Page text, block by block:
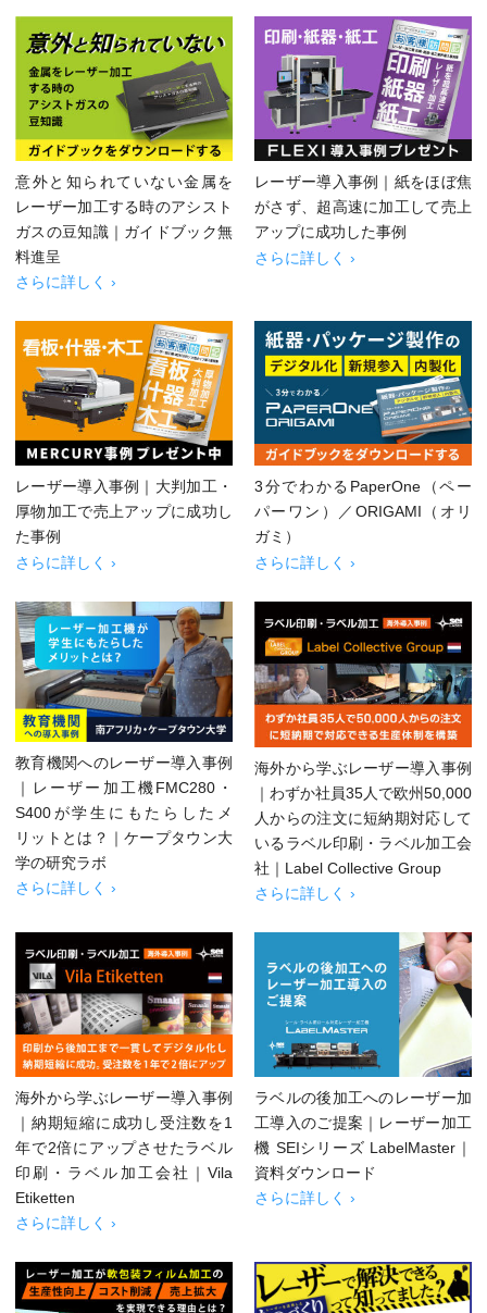
意外と知られていない金属を
レーザー加工する時のアシスト
ガスの豆知識｜ガイドブック無
料進呈
さらに詳しく ›
レーザー導入事例｜紙をほぼ焦
がさず、超高速に加工して売上
アップに成功した事例
さらに詳しく ›
レーザー導入事例｜大判加工・
厚物加工で売上アップに成功し
た事例
さらに詳しく ›
3分でわかるPaperOne（ペー
パーワン）／ORIGAMI（オリ
ガミ）
さらに詳しく ›
教育機関へのレーザー導入事例
｜レーザー加工機FMC280・
S400が学生にもたらしたメ
リットとは？｜ケープタウン大
学の研究ラボ
さらに詳しく ›
海外から学ぶレーザー導入事例
｜わずか社員35人で欧州50,000
人からの注文に短納期対応して
いるラベル印刷・ラベル加工会
社｜Label Collective Group
さらに詳しく ›
海外から学ぶレーザー導入事例
｜納期短縮に成功し受注数を1
年で2倍にアップさせたラベル
印刷・ラベル加工会社｜Vila
Etiketten
さらに詳しく ›
ラベルの後加工へのレーザー加
工導入のご提案｜レーザー加工
機 SEIシリーズ LabelMaster｜
資料ダウンロード
さらに詳しく ›